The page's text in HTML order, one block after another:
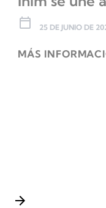
calendar_today 25 DE JUNIO DE
MÁS
arrow_forward